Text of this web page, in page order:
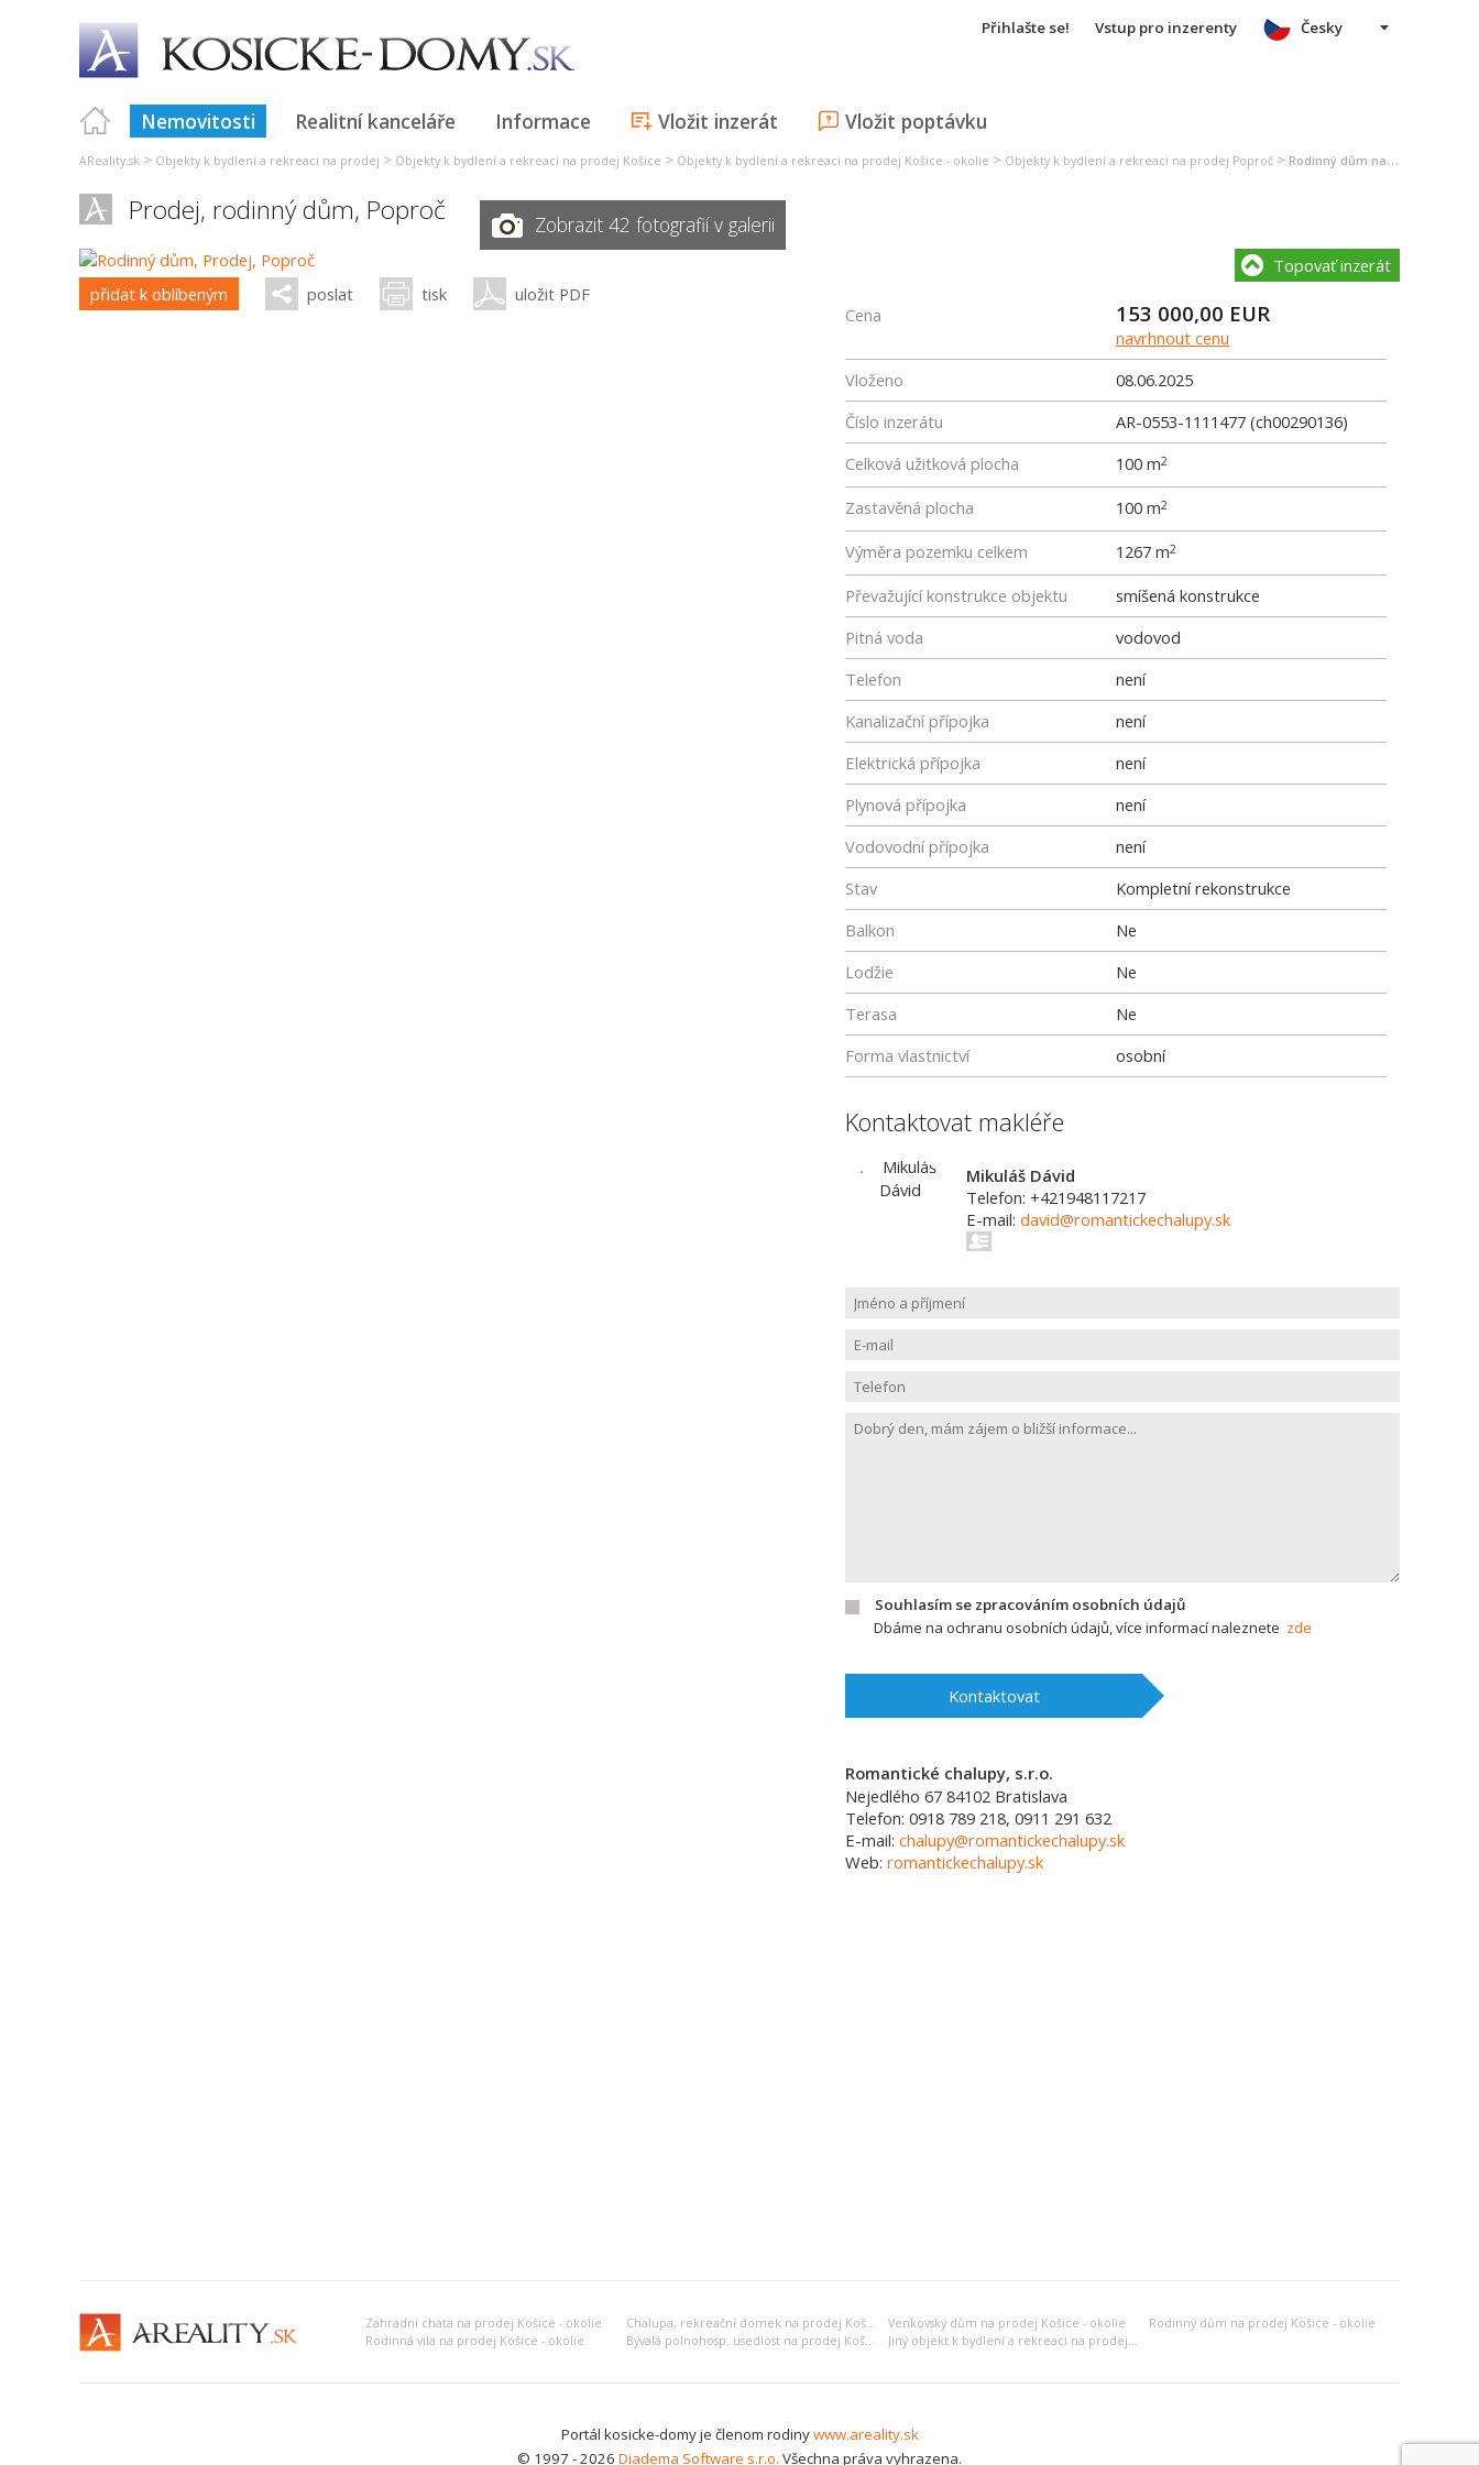
Přihlašte se! Vstup pro inzerenty
Nemovitosti Realitní kanceláře Informace Vložit inzerát Vložit poptávku
Česky
AReality.sk > Objekty k bydlení a rekreaci na prodej > Objekty k bydlení a rekreaci na prodej Košice > Objekty k bydlení a rekreaci na prodej Košice - okolie > Objekty k bydlení a rekreaci na prodej Poproč > Rodinný dům na prodej Poproč
Prodej, rodinný dům, Poproč Zobrazit 42 fotografií v galerii
přidat k oblíbeným poslat tisk uložit PDF
Topovať inzerát
Cena 153 000,00 EUR
navrhnout cenu
Vloženo
08.06.2025
Číslo inzerátu
AR-0553-1111477 (ch00290136)
Celková užitková plocha
100 m2
Zastavěná plocha 100 m2
Výměra pozemku celkem 1267 m2
Převažující konstrukce objektu
smíšená konstrukce
Pitná voda
vodovod
Telefon
není
Kanalizační přípojka
není
Elektrická přípojka
není
Plynová přípojka
není
Vodovodní přípojka
není
Stav
Kompletní rekonstrukce
Balkon
Ne
Lodžie
Ne
Terasa
Ne
Forma vlastnictví
osobní
Kontaktovat makléře
Mikuláš Dávid
Telefon: +421948117217
E-mail: david@romantickechalupy.sk
Souhlasím se zpracováním osobních údajů
Dbáme na ochranu osobních údajů, více informací naleznete zde
Kontaktovat
Romantické chalupy, s.r.o.
Nejedlého 67 84102 Bratislava
Telefon: 0918 789 218, 0911 291 632
E-mail: chalupy@romantickechalupy.sk
Web: romantickechalupy.sk
Zahradní chata na prodej Košice - okolie Chalupa, rekreační domek na prodej Košice - okolie Venkovský dům na prodej Košice - okolie
Rodinný dům na prodej Košice - okolie
Rodinná vila na prodej Košice - okolie
Bývalá polnohosp. usedlost na prodej Košice - okolie Jiný objekt k bydlení a rekreaci na prodej Košice - okolie
Portál kosicke-domy je členom rodinywww.areality.sk
© 1997 - 2026 Diadema Software s.r.o. Všechna práva vyhrazena.